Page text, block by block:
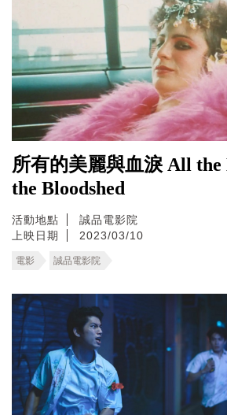
所有的美麗與血淚 All the
the Bloodshed
活動地點
誠品電影院
上映日期
2023/03/10
電影 誠品電影院